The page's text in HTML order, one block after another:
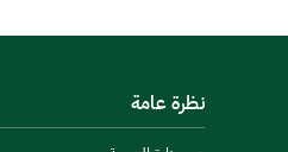
نظرة عامة